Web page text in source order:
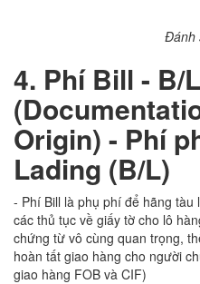
Đánh
4. Phí Bill - B/
Origin) - Phí
Lading (B/L)
- Phí Bill là phụ phí để hãng
các thủ tục về giấy tờ cho lô
chứng từ vô cùng quan trọng,
hoàn tất giao hàng cho người
giao hàng FOB và CIF)